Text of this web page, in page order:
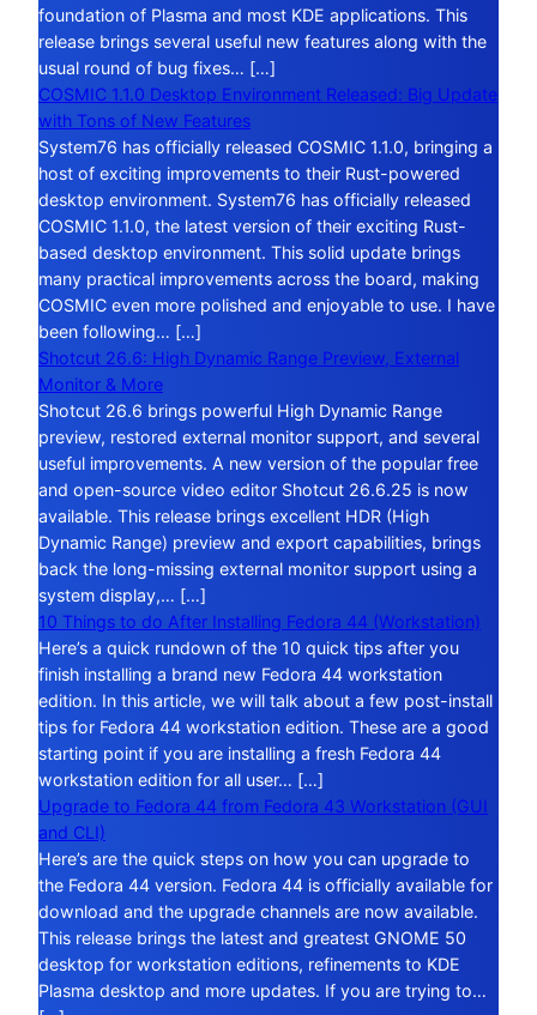
foundation of Plasma and most KDE applications. This
release brings several useful new features along with the
usual round of bug fixes… […]
COSMIC 1.1.0 Desktop Environment Released: Big Update
with Tons of New Features
System76 has officially released COSMIC 1.1.0, bringing a
host of exciting improvements to their Rust-powered
desktop environment. System76 has officially released
COSMIC 1.1.0, the latest version of their exciting Rust-
based desktop environment. This solid update brings
many practical improvements across the board, making
COSMIC even more polished and enjoyable to use. I have
been following… […]
Shotcut 26.6: High Dynamic Range Preview, External
Monitor & More
Shotcut 26.6 brings powerful High Dynamic Range
preview, restored external monitor support, and several
useful improvements. A new version of the popular free
and open-source video editor Shotcut 26.6.25 is now
available. This release brings excellent HDR (High
Dynamic Range) preview and export capabilities, brings
back the long-missing external monitor support using a
system display,… […]
10 Things to do After Installing Fedora 44 (Workstation)
Here’s a quick rundown of the 10 quick tips after you
finish installing a brand new Fedora 44 workstation
edition. In this article, we will talk about a few post-install
tips for Fedora 44 workstation edition. These are a good
starting point if you are installing a fresh Fedora 44
workstation edition for all user… […]
Upgrade to Fedora 44 from Fedora 43 Workstation (GUI
and CLI)
Here’s are the quick steps on how you can upgrade to
the Fedora 44 version. Fedora 44 is officially available for
download and the upgrade channels are now available.
This release brings the latest and greatest GNOME 50
desktop for workstation editions, refinements to KDE
Plasma desktop and more updates. If you are trying to…